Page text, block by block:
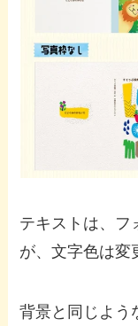
テキストは、フ
が、文字色は変
背景と同じよう